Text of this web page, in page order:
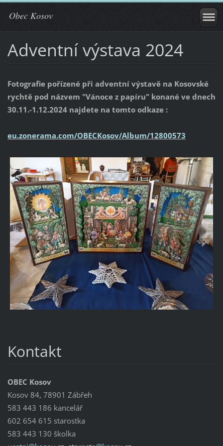
Obec Kosov
Adventní výstava 2024
Fotografie pořízené při adventní výstavě na Kosovské
rychtě pod názvem "Vánoce z papíru" konané ve dnech
30.11.-1.12.2024 najdete na tomto odkaze :
eu.zonerama.com/OBECKosov/Album/12800573
Kontakt
OBEC Kosov
Kosov 84, 78901 Zábřeh
583 443 186 kancelář
602 654 615 starostka
583 443 130 školka